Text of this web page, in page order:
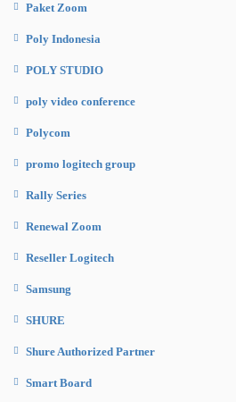
Paket Zoom
Poly Indonesia
POLY STUDIO
poly video conference
Polycom
promo logitech group
Rally Series
Renewal Zoom
Reseller Logitech
Samsung
SHURE
Shure Authorized Partner
Smart Board